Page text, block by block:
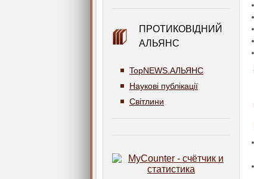
ПРОТИКОВІДНИЙ
АЛЬЯНС
TopNEWS.АЛЬЯНС
Наукові публікації
Світлини